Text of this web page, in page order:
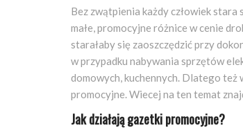
Bez zwątpienia każdy człowiek stara
małe, promocyjne różnice w cenie
starałaby się zaoszczędzić przy
w przypadku nabywania sprzętów
domowych, kuchennych. Dlatego
promocyjne.Wiecej na ten temat
Jak działają gazetki promocyjne?